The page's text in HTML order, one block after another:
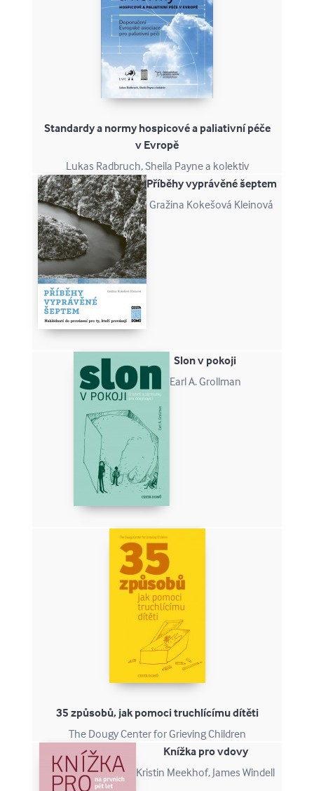
Standardy a normy hospicové a paliativní péče
v Evropě
Lukas Radbruch, Sheila Payne a kolektiv
Příběhy vyprávěné šeptem
Gražina Kokešová Kleinová
Slon v pokoji
Earl A. Grollman
35 způsobů, jak pomoci truchlícímu dítěti
The Dougy Center for Grieving Children
Knížka pro vdovy
Kristin Meekhof, James Windell